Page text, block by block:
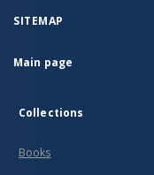
SITEMAP
Main page
Collections
Books